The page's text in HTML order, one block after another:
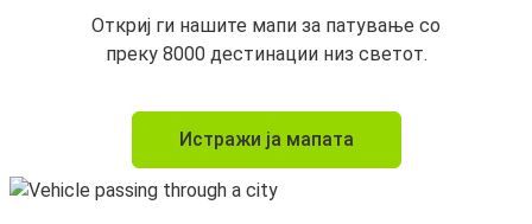
Откриј ги нашите мапи за патување со
преку 8000 дестинации низ светот.
Истражи ја мапата